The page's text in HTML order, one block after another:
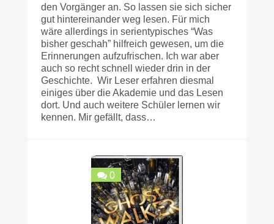
den Vorgänger an. So lassen sie sich sicher
gut hintereinander weg lesen. Für mich
wäre allerdings in serientypisches “Was
bisher geschah” hilfreich gewesen, um die
Erinnerungen aufzufrischen. Ich war aber
auch so recht schnell wieder drin in der
Geschichte. Wir Leser erfahren diesmal
einiges über die Akademie und das Lesen
dort. Und auch weitere Schüler lernen wir
kennen. Mir gefällt, dass…
0